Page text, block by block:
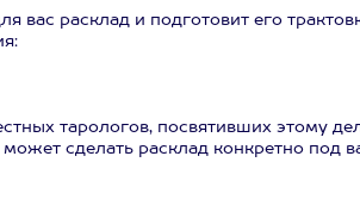
вас расклад и подготовит его
тарологов, посвятивших этому
сделать расклад конкретно под